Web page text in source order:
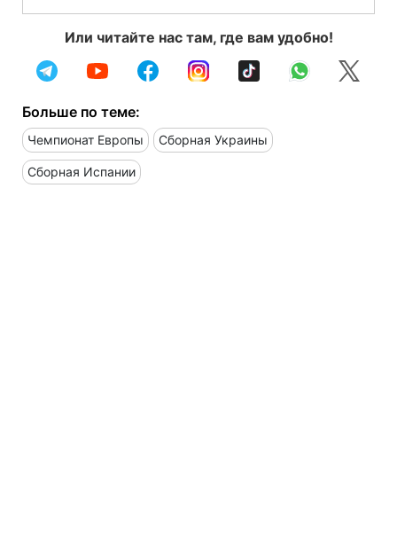
Или читайте нас там, где вам удобно!
Больше по теме:
Чемпионат Европы Сборная Украины
Сборная Испании